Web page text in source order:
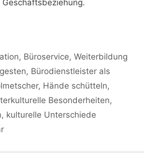
, Büroservice,Weiterbildung
, Bürodienstleister als
, Hände schütteln,
Besonderheiten,
, kulturelle Unterschiede